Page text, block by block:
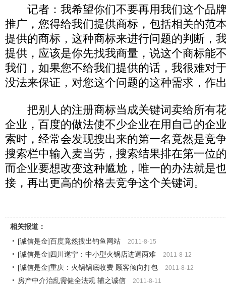
记者：我希望你们不要再用我们这个品
推广，您得给我们提供商标，包括相关的范
提供的商标，这种商标来进行问题的判断，
提供，应该是你先找我商量，说这个商标能
我们，如果您不给我们提供的话，我很难对
没法来保证，对您这个问题的这种需求，作
把别人的注册商标当成关键词卖给所有
企业，百度的做法使不少企业在用自己的企
索时，经常会发现搜出来的第一名竟然是竞
搜索栏中输入麦当劳，搜索结果排在第一位
而企业要想改变这种尴尬，唯一的办法就是
接，再出更高的价格去竞争这个关键词。
相关报道：
[诚信是金]百度竟然搜出钓鱼网站
2011-8-15
[诚信是金]四川遂宁：中小型火锅店进退两难 2011-8-12
[诚信是金]重庆：火锅锅底收费 顾客倾向打包 2011-8-12
房产中介治乱需健全法规 辅之诚信 2011-8-11